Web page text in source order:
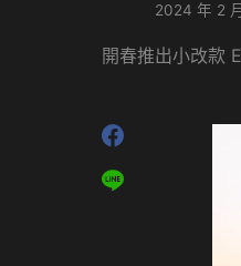
2024 年 2
開春推出小改款